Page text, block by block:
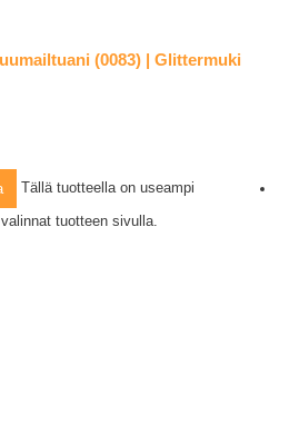
(0083) | Glittermuki
Tällä tuotteella on useampi
tuotteen sivulla.